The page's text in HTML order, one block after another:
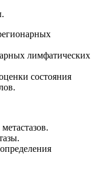
лимфатических
состояния